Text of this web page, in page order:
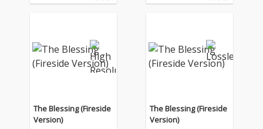
The Blessing (Fireside
Version)
The Blessing (Fireside
Version)